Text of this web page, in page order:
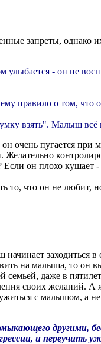
запреты,
- он не
правило о том, что
взять". Малыш всё
очень пугается
Желательно
он плохо кушает -
то, что он не любит,
заходиться в
на малыша, то он
даже в
своих желаний.
с малышом, а
другими,
и переучить